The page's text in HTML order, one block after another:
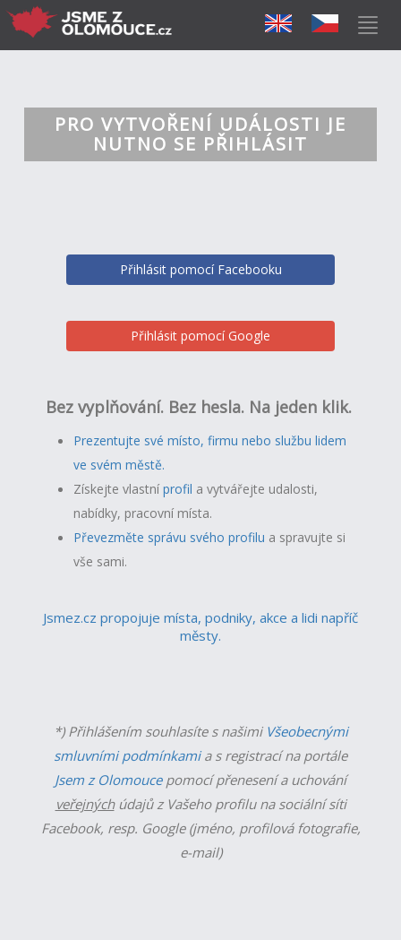
PRO VYTVOŘENÍ UDÁLOSTI JE
NUTNO SE PŘIHLÁSIT
Přihlásit pomocí Facebooku
Přihlásit pomocí Google
Bez vyplňování. Bez hesla. Na jeden klik.
Prezentujte své místo, firmu nebo službu lidem
ve svém městě.
Získejte vlastníprofil a vytvářejte udalosti,
nabídky, pracovní místa.
Převezměte správu svého profilu a spravujte si
vše sami.
Jsmez.cz propojuje místa, podniky, akce a lidi napříč
městy.
*) Přihlášením souhlasíte s našimi Všeobecnými
smluvními podmínkamia s registrací na portále
Jsem z Olomoucepomocí přenesení a uchování
veřejnýchúdajů z Vašeho profilu na sociální síti
Facebook, resp. Google (jméno, profilová fotografie,
e-mail)